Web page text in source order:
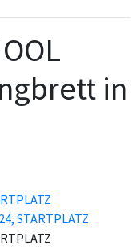
in
STARTPLATZ